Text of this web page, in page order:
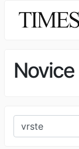
Novice